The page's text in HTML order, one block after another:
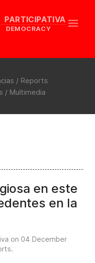
DEMOCRACY
/ Reports
/ Multimedia
en este
en la
on 04 December
.